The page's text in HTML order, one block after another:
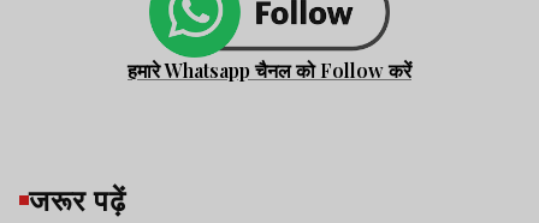
हमारे Whatsapp चैनल को Follow करें
जरूर पढ़ें